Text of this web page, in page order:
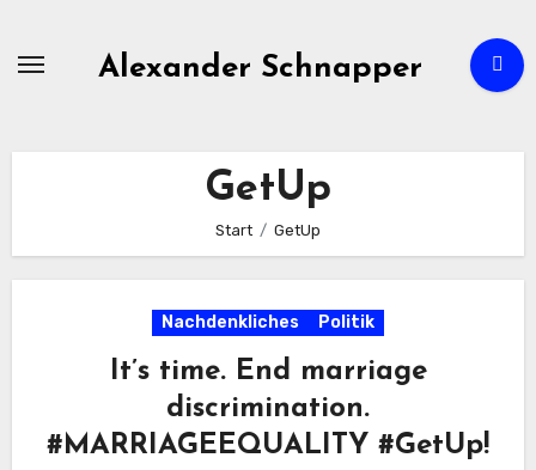
Alexander Schnapper
GetUp
Start GetUp
Nachdenkliches Politik
It’s time. End marriage
discrimination.
#MARRIAGEEQUALITY #GetUp!